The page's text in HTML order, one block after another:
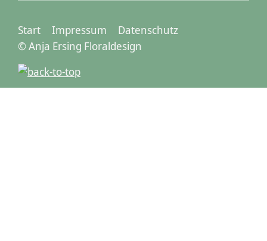
Start Impressum
Datenschutz
© Anja Ersing Floraldesign